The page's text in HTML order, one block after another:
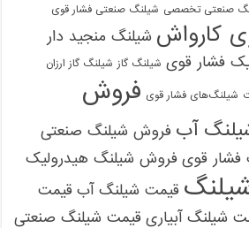
صنعتی تخصصی شیلنگ صنعتی فشار قوی
کارواش شیلنگ منجید دار
فشار قوی شیلنگ گاز شیلنگ گاز ارزان
شیلنگ‌های فشار قوی فروش
آب فروش شیلنگ صنعتی
قوی فروش شیلنگ هیدرولیک
قیمت شیلنگ آب قیمت
شیلنگ آبیاری قیمت شیلنگ صنعتی